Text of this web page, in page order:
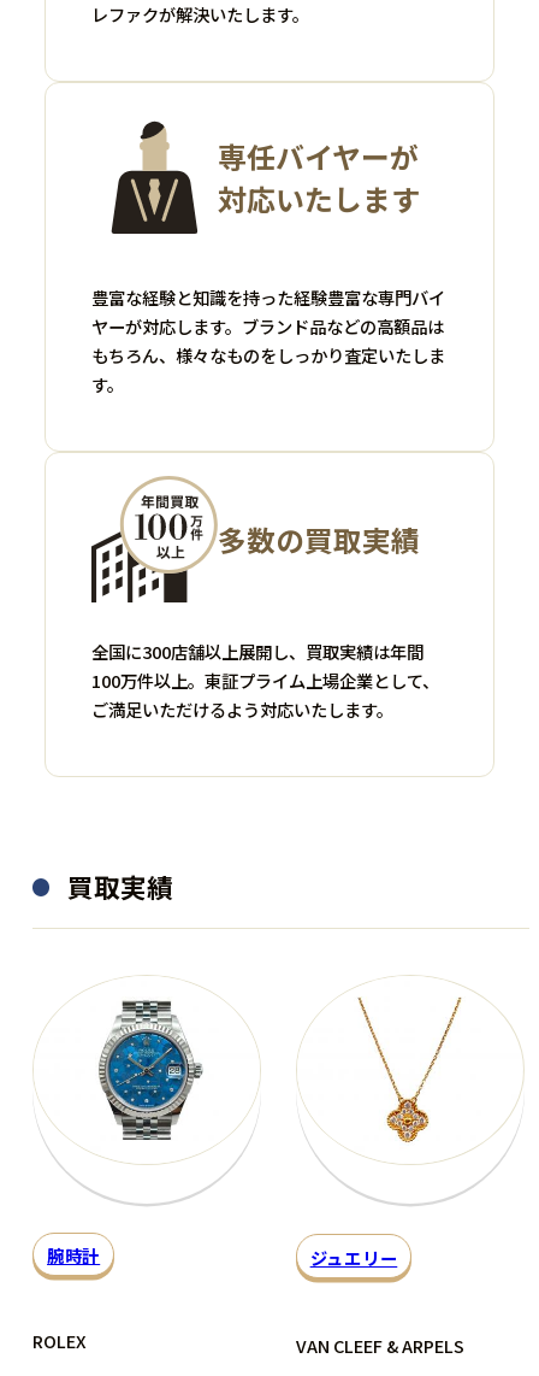
レファクが解決いたします。
専任バイヤーが
対応いたします
豊富な経験と知識を持った経験豊富な専門バイ
ヤーが対応します。ブランド品などの高額品は
もちろん、様々なものをしっかり査定いたしま
す。
多数の買取実績
全国に300店舗以上展開し、買取実績は年間
100万件以上。東証プライム上場企業として、
ご満足いただけるよう対応いたします。
買取実績
腕時計
ROLEX
ジュエリー
VAN CLEEF & ARPELS